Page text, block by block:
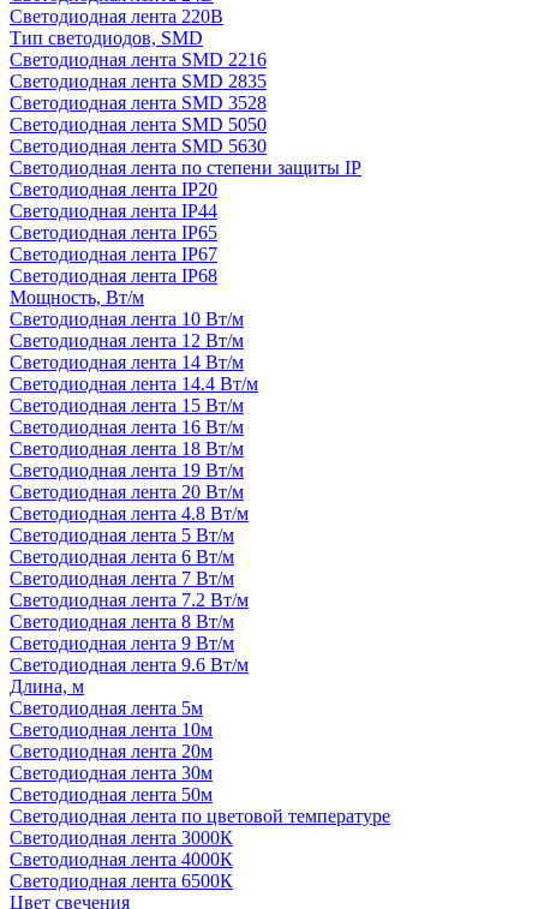
Светодиодная лента 220В
Тип светодиодов, SMD
Cветодиодная лента SMD 2216
Светодиодная лента SMD 2835
Светодиодная лента SMD 3528
Светодиодная лента SMD 5050
Светодиодная лента SMD 5630
Светодиодная лента по степени защиты IP
Светодиодная лента IP20
Светодиодная лента IP44
Светодиодная лента IP65
Светодиодная лента IP67
Светодиодная лента IP68
Мощность, Вт/м
Светодиодная лента 10 Вт/м
Светодиодная лента 12 Вт/м
Светодиодная лента 14 Вт/м
Светодиодная лента 14.4 Вт/м
Светодиодная лента 15 Вт/м
Светодиодная лента 16 Вт/м
Светодиодная лента 18 Вт/м
Светодиодная лента 19 Вт/м
Светодиодная лента 20 Вт/м
Светодиодная лента 4.8 Вт/м
Светодиодная лента 5 Вт/м
Светодиодная лента 6 Вт/м
Светодиодная лента 7 Вт/м
Светодиодная лента 7.2 Вт/м
Светодиодная лента 8 Вт/м
Светодиодная лента 9 Вт/м
Светодиодная лента 9.6 Вт/м
Длина, м
Светодиодная лента 5м
Светодиодная лента 10м
Светодиодная лента 20м
Светодиодная лента 30м
Светодиодная лента 50м
Светодиодная лента по цветовой температуре
Светодиодная лента 3000К
Светодиодная лента 4000К
Светодиодная лента 6500К
Цвет свечения